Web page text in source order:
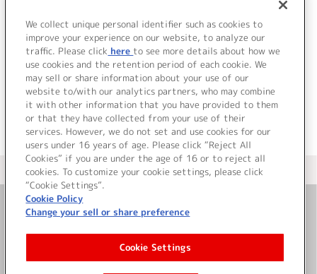
【古川 慎盤】【ししあんぐり盤】【通常盤】の3形態でのリ
リース。
＜ BACK
＜ カタログサイト トップページへ
お問い合わせ
サイト利用について
We collect unique personal identifier such as cookies to
improve your experience on our website, to analyze our
traffic. Please click here to see more details about how we
use cookies and the retention period of each cookie. We
may sell or share information about your use of our
website to/with our analytics partners, who may combine
it with other information that you have provided to them
or that they have collected from your use of their
services. However, we do not set and use cookies for our
users under 16 years of age. Please click “Reject All
Cookies” if you are under the age of 16 or to reject all
cookies. To customize your cookie settings, please click
“Cookie Settings”.
Cookie Policy
Change your sell or share preference
Cookie Settings